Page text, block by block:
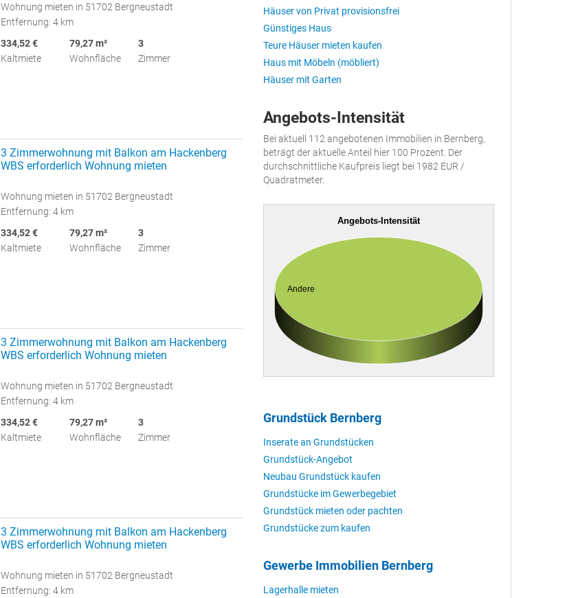
Wohnung mieten in 51702 Bergneustadt
Entfernung: 4 km
334,52 €
Kaltmiete
79,27 m²
Wohnfläche
3
Zimmer
3 Zimmerwohnung mit Balkon am Hackenberg
WBS erforderlich Wohnung mieten
Wohnung mieten in 51702 Bergneustadt
Entfernung: 4 km
334,52 €
Kaltmiete
79,27 m²
Wohnfläche
3
Zimmer
3 Zimmerwohnung mit Balkon am Hackenberg
WBS erforderlich Wohnung mieten
Wohnung mieten in 51702 Bergneustadt
Entfernung: 4 km
334,52 €
Kaltmiete
79,27 m²
Wohnfläche
3
Zimmer
3 Zimmerwohnung mit Balkon am Hackenberg
WBS erforderlich Wohnung mieten
Wohnung mieten in 51702 Bergneustadt
Entfernung: 4 km
Häuser von Privat provisionsfrei
Günstiges Haus
Teure Häuser mieten kaufen
Haus mit Möbeln (möbliert)
Häuser mit Garten
Angebots-Intensität
Bei aktuell 112 angebotenen Immobilien in Bernberg,
beträgt der aktuelle Anteil hier 100 Prozent. Der
durchschnittliche Kaufpreis liegt bei 1982 EUR /
Quadratmeter.
Angebots-Intensität
Andere
Grundstück Bernberg
Inserate an Grundstücken
Grundstück-Angebot
Neubau Grundstück kaufen
Grundstücke im Gewerbegebiet
Grundstück mieten oder pachten
Grundstücke zum kaufen
Gewerbe Immobilien Bernberg
Lagerhalle mieten